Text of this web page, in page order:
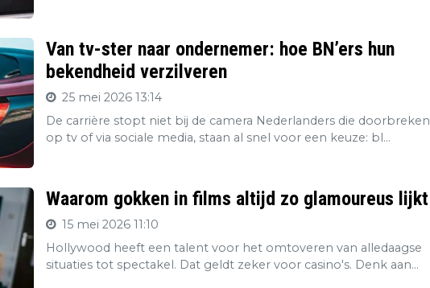
Van tv-ster naar ondernemer: hoe BN’ers hun
bekendheid verzilveren
25 mei 2026 13:14
De carrière stopt niet bij de camera Nederlanders die doorbreken
op tv of via sociale media, staan al snel voor een keuze: bl...
Waarom gokken in films altijd zo glamoureus lijkt
15 mei 2026 11:10
Hollywood heeft een talent voor het omtoveren van alledaagse
situaties tot spectakel. Dat geldt zeker voor casino's. Denk aan...